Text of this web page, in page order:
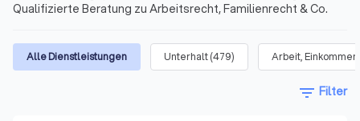
Qualifizierte Beratung zu Arbeitsrecht, Familienrecht & Co.
Alle Dienstleistungen Unterhalt(479) Arbeit,
filter_list Filter